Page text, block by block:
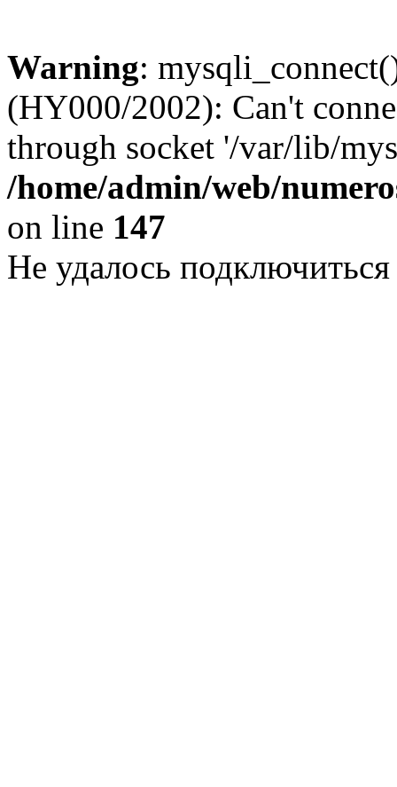
Warning:
(HY000/2002): Can't
through socket '/var/lib/
/home/admin/web/
on line 147
Не удалось